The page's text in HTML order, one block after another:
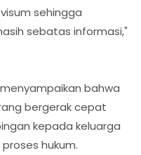
sehingga
sebatas informasi,"
bahwa
bergerak cepat
kepada keluarga
hukum.